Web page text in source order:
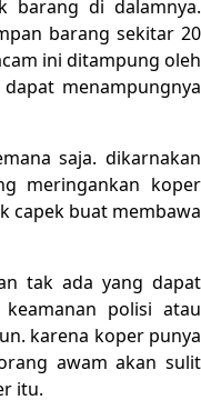
barang di dalamnya.
barang sekitar 20
ini ditampung oleh
menampungnya
saja. dikarnakan
meringankan koper
capek buat membawa
tak ada yang dapat
polisi atau
karena koper punya
awam akan sulit
itu.